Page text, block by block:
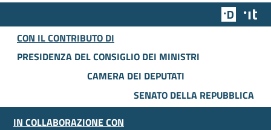
Team
CON IL CONTRIBUTO DI
PRESIDENZA DEL CONSIGLIO DEI MINISTRI
CAMERA DEI DEPUTATI
SENATO DELLA REPUBBLICA
IN COLLABORAZIONE CON